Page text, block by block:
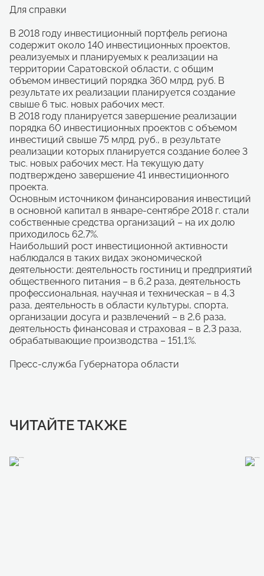
Для справки
В 2018 году инвестиционный портфель региона
содержит около 140 инвестиционных проектов,
реализуемых и планируемых к реализации на
территории Саратовской области, с общим
объемом инвестиций порядка 360 млрд. руб. В
результате их реализации планируется создание
свыше 6 тыс. новых рабочих мест.
В 2018 году планируется завершение реализации
порядка 60 инвестиционных проектов с объемом
инвестиций свыше 75 млрд. руб., в результате
реализации которых планируется создание более 3
тыс. новых рабочих мест. На текущую дату
подтверждено завершение 41 инвестиционного
проекта.
Основным источником финансирования инвестиций
в основной капитал в январе-сентябре 2018 г. стали
собственные средства организаций – на их долю
приходилось 62,7%.
Наибольший рост инвестиционной активности
наблюдался в таких видах экономической
деятельности: деятельность гостиниц и предприятий
общественного питания – в 6,2 раза, деятельность
профессиональная, научная и техническая – в 4,3
раза, деятельность в области культуры, спорта,
организации досуга и развлечений – в 2,6 раза,
деятельность финансовая и страховая – в 2,3 раза,
обрабатывающие производства – 151,1%.
Пресс-служба Губернатора области
ЧИТАЙТЕ ТАКЖЕ